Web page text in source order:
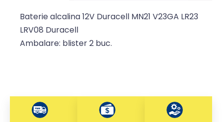
Baterie alcalina 12V Duracell MN21 V23GA LR23
LRV08 Duracell
Ambalare: blister 2 buc.